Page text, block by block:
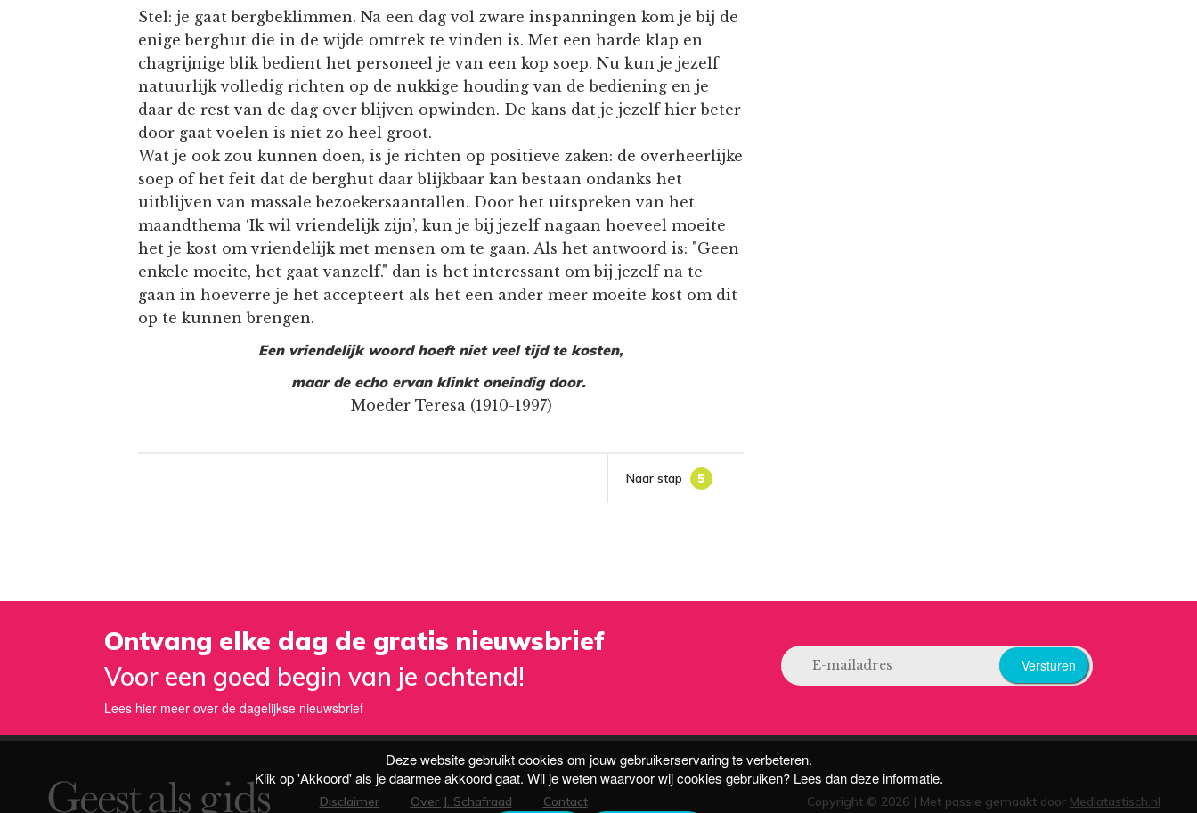
Stel: je gaat bergbeklimmen. Na een dag vol zware inspanningen kom je bij de
enige berghut die in de wijde omtrek te vinden is. Met een harde klap en
chagrijnige blik bedient het personeel je van een kop soep. Nu kun je jezelf
natuurlijk volledig richten op de nukkige houding van de bediening en je
daar de rest van de dag over blijven opwinden. De kans dat je jezelf hier beter
door gaat voelen is niet zo heel groot.
Wat je ook zou kunnen doen, is je richten op positieve zaken: de overheerlijke
soep of het feit dat de berghut daar blijkbaar kan bestaan ondanks het
uitblijven van massale bezoekersaantallen. Door het uitspreken van het
maandthema ‘Ik wil vriendelijk zijn’, kun je bij jezelf nagaan hoeveel moeite
het je kost om vriendelijk met mensen om te gaan. Als het antwoord is: "Geen
enkele moeite, het gaat vanzelf." dan is het interessant om bij jezelf na te
gaan in hoeverre je het accepteert als het een ander meer moeite kost om dit
op te kunnen brengen.
Een vriendelijk woord hoeft niet veel tijd te kosten,
maar de echo ervan klinkt oneindig door.
Moeder Teresa (1910-1997)
Naar stap 5
Ontvang elke dag de gratis nieuwsbrief
Voor een goed begin van je ochtend!
Lees hier meer over de dagelijkse nieuwsbrief
Versturen
Disclaimer Over J. Schafraad Contact Copyright © 2026 | Met passie gemaakt door Mediatastisch.nl
Deze website gebruikt cookies om jouw gebruikerservaring te verbeteren.
Klik op 'Akkoord' als je daarmee akkoord gaat. Wil je weten waarvoor wij cookies gebruiken? Lees dandeze informatie.